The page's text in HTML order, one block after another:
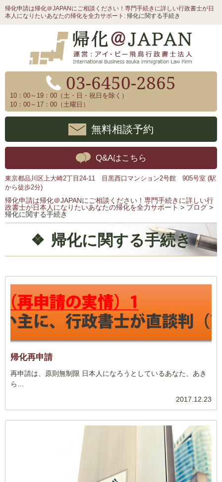
帰化申請は帰化＠JAPANにご相談ください！専門手続きに詳しい行政書士が日
本人になりたいあなたの帰化を全力サポート : 帰化に関する手続き
03-6450-2865
10：00～19：00（土・日・祝日を除く）
10：00～17：00（土曜日）
無料相談予約
Q&Aはこちら
東京都品川区上大崎2丁目24-11 目黒西口マンション2号館 905号室 (駅
から徒歩2分)
帰化申請は帰化＠JAPANにご相談ください！専門手続きに詳しい行
政書士が日本人になりたいあなたの帰化を全力サポート > ブログ >
帰化に関する手続き
帰化に関する手続き
帰化再申請
再申請は、原則無制限 日本人になろうとしているあなた、あき
ら…
2017.12.23